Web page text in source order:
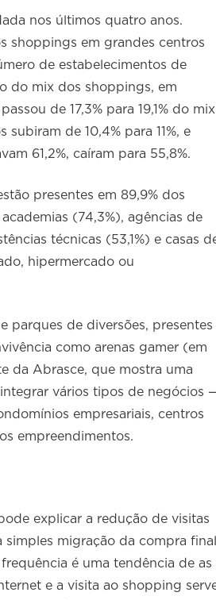
nos últimos quatro anos.
shoppings em grandes centros
de estabelecimentos de
do mix dos shoppings, em
de 17,3% para 19,1% do mix
de 10,4% para 11%, e
61,2%, caíram para 55,8%.
presentes em 89,9% dos
(74,3%), agências de
técnicas (53,1%) e casas
hipermercado ou
parques de diversões, presentes
como arenas gamer (em
da Abrasce, que mostra uma
vários tipos de negócios
empresariais, centros
empreendimentos.
explicar a redução de visitas
simples migração da compra final
é uma tendência de as
e a visita ao shopping